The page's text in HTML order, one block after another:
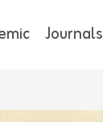
Journals